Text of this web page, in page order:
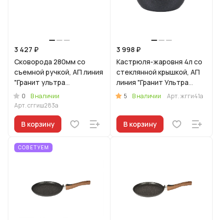
3 427 ₽
Сковорода 280мм со
съемной ручкой, АП линия
"Гранит ультра
индукционная" (Синий)
0
В наличии
Арт.сггиш283а
В корзину
3 998 ₽
Кастрюля-жаровня 4л со
стеклянной крышкой, АП
линия "Гранит Ультра
Индукционная" (синий)
5 В наличии Арт.жгги41а
В корзину
СОВЕТУЕМ